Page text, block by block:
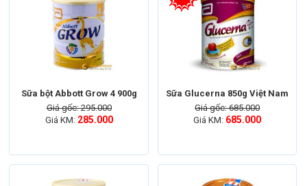
Sữa bột Abbott Grow 4 900g
Giá gốc: 295.000
Giá KM: 285.000
Sữa Glucerna 850g Việt Nam
Giá gốc: 685.000
Giá KM: 685.000